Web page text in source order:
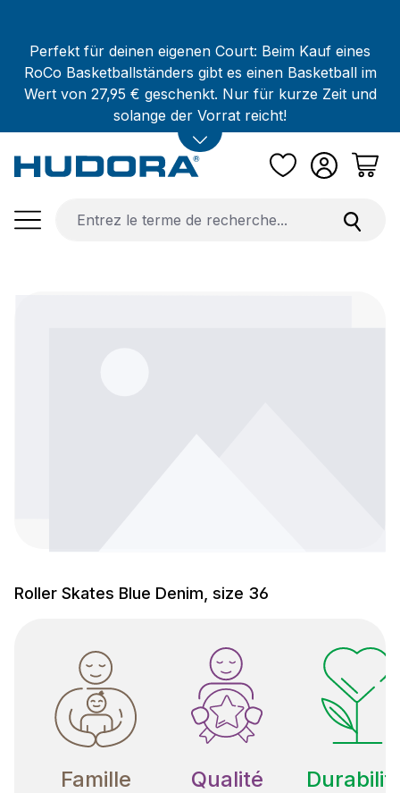
Perfekt für deinen eigenen Court: Beim Kauf eines
RoCo Basketballständers gibt es einen Basketball im
Wert von 27,95 € geschenkt. Nur für kurze Zeit und
solange der Vorrat reicht!
Roller Skates Blue Denim, size 36
Famille Qualité